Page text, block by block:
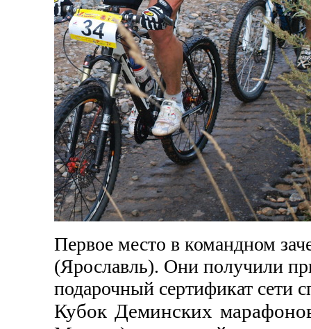
Первое место в командном
(Ярославль). Они получили
подарочный сертификат сети
Кубок Деминских